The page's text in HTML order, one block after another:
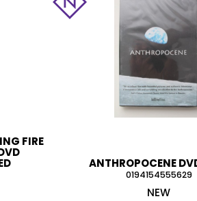
FIRE
ANTHROPOCENE
0194154555629
NEW